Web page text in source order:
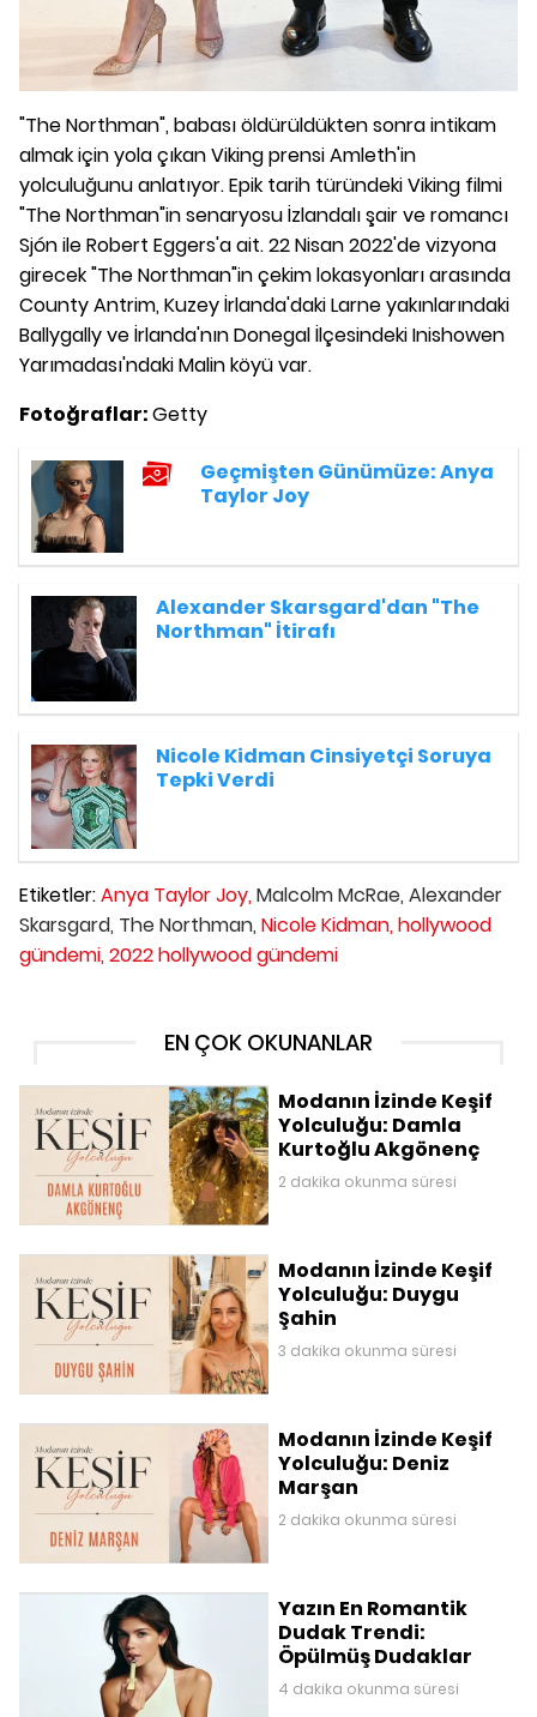
"The Northman", babası öldürüldükten sonra intikam
almak için yola çıkan Viking prensi Amleth'in
yolculuğunu anlatıyor. Epik tarih türündeki Viking filmi
"The Northman"in senaryosu İzlandalı şair ve romancı
Sjón ile Robert Eggers'a ait. 22 Nisan 2022'de vizyona
girecek "The Northman"in çekim lokasyonları arasında
County Antrim, Kuzey İrlanda'daki Larne yakınlarındaki
Ballygally ve İrlanda'nın Donegal İlçesindeki Inishowen
Yarımadası'ndaki Malin köyü var.
Fotoğraflar:Getty
Geçmişten Günümüze: Anya
Taylor Joy
Alexander Skarsgard'dan "The
Northman" İtirafı
Nicole Kidman Cinsiyetçi Soruya
Tepki Verdi
Etiketler:Anya Taylor Joy,Malcolm McRae, Alexander
Skarsgard, The Northman, Nicole Kidman,hollywood
gündemi,2022 hollywood gündemi
EN ÇOK OKUNANLAR
Modanın İzinde Keşif
Yolculuğu: Damla
Kurtoğlu Akgönenç
2 dakika okunma süresi
Modanın İzinde Keşif
Yolculuğu: Duygu
Şahin
3 dakika okunma süresi
Modanın İzinde Keşif
Yolculuğu: Deniz
Marşan
2 dakika okunma süresi
Yazın En Romantik
Dudak Trendi:
Öpülmüş Dudaklar
4 dakika okunma süresi